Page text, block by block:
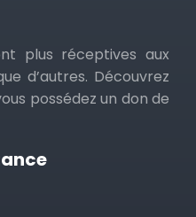
plus réceptives aux
d’autres. Découvrez
possédez un don de